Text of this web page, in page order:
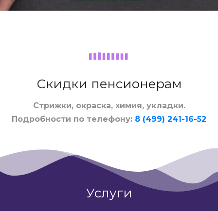
Скидки пенсионерам
Стрижки, окраска, химия, укладки.
Подробности по телефону: 8 (499) 241-16-52
Услуги